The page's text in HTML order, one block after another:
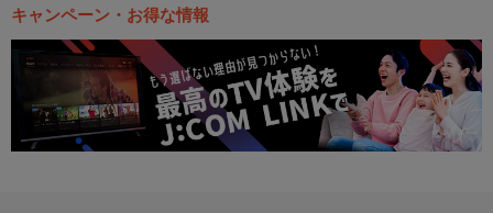
キャンペーン・お得な情報